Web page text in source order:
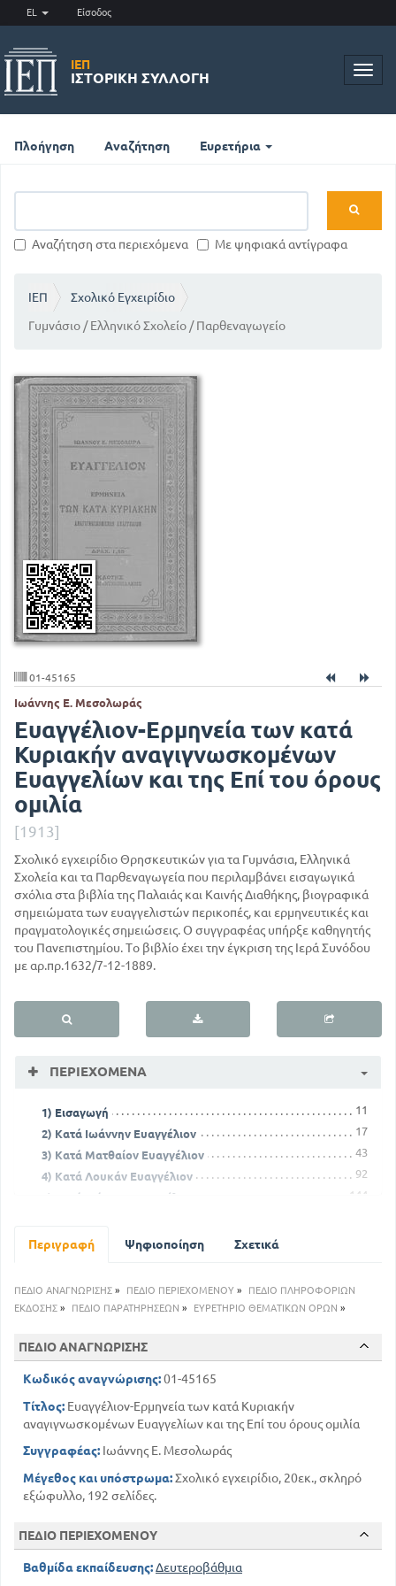
EL Είσοδος
ΙΕΠ
ΙΣΤΟΡΙΚΉ ΣΥΛΛΟΓΉ
Πλοήγηση Αναζήτηση Ευρετήρια
Αναζήτηση στα περιεχόμενα Με ψηφιακά αντίγραφα
ΙΕΠ
Σχολικό Εγχειρίδιο
Γυμνάσιο / Ελληνικό Σχολείο / Παρθεναγωγείο
01-45165
Ιωάννης Ε. Μεσολωράς
Ευαγγέλιον-Ερμηνεία των κατά
Κυριακήν αναγιγνωσκομένων
Ευαγγελίων και της Επί του όρους
ομιλία
[1913]
Σχολικό εγχειρίδιο Θρησκευτικών για τα Γυμνάσια, Ελληνικά
Σχολεία και τα Παρθεναγωγεία που περιλαμβάνει εισαγωγικά
σχόλια στα βιβλία της Παλαιάς και Καινής Διαθήκης, βιογραφικά
σημειώματα των ευαγγελιστών περικοπές, και ερμηνευτικές και
πραγματολογικές σημειώσεις. Ο συγγραφέας υπήρξε καθηγητής
του Πανεπιστημίου. Το βιβλίο έχει την έγκριση της Ιερά Συνόδου
με αρ.πρ.1632/7-12-1889.
ΠΕΡΙΕΧΌΜΕΝΑ
1) Εισαγωγή
11
2) Κατά Ιωάννην Ευαγγέλιον
17
3) Κατά Ματθαίον Ευαγγέλιον
43
4) Κατά Λουκάν Ευαγγέλιον
92
5) Κατά Μάρκον Ευαγγέλιον
144
Περιγραφή Ψηφιοποίηση Σχετικά
ΠΕΔΙΟ ΑΝΑΓΝΩΡΙΣΗΣ » ΠΕΔΙΟ ΠΕΡΙΕΧΟΜΕΝΟΥ »
ΠΕΔΙΟ ΠΛΗΡΟΦΟΡΙΩΝ
ΕΚΔΟΣΗΣ » ΠΕΔΙΟ ΠΑΡΑΤΗΡΗΣΕΩΝ » ΕΥΡΕΤΗΡΙΟ ΘΕΜΑΤΙΚΩΝ ΟΡΩΝ »
ΠΕΔΙΟ ΑΝΑΓΝΩΡΙΣΗΣ
Κωδικός αναγνώρισης:01-45165
Τίτλος: Ευαγγέλιον-Ερμηνεία των κατά Κυριακήν
αναγιγνωσκομένων Ευαγγελίων και της Επί του όρους ομιλία
Συγγραφέας: Ιωάννης Ε. Μεσολωράς
Μέγεθος και υπόστρωμα:Σχολικό εγχειρίδιο, 20εκ., σκληρό
εξώφυλλο, 192 σελίδες.
ΠΕΔΙΟ ΠΕΡΙΕΧΟΜΕΝΟΥ
Βαθμίδα εκπαίδευσης:Δευτεροβάθμια